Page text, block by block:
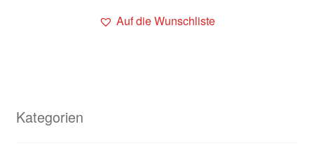
Auf die Wunschliste
Kategorien